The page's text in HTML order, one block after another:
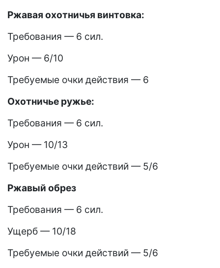
Ржавая охотничья винтовка:
Требования — 6 сил.
Урон — 6/10
Требуемые очки действия — 6
Охотничье ружье:
Требования — 6 сил.
Урон — 10/13
Требуемые очки действий — 5/6
Ржавый обрез
Требования — 6 сил.
Ущерб — 10/18
Требуемые очки действий — 5/6